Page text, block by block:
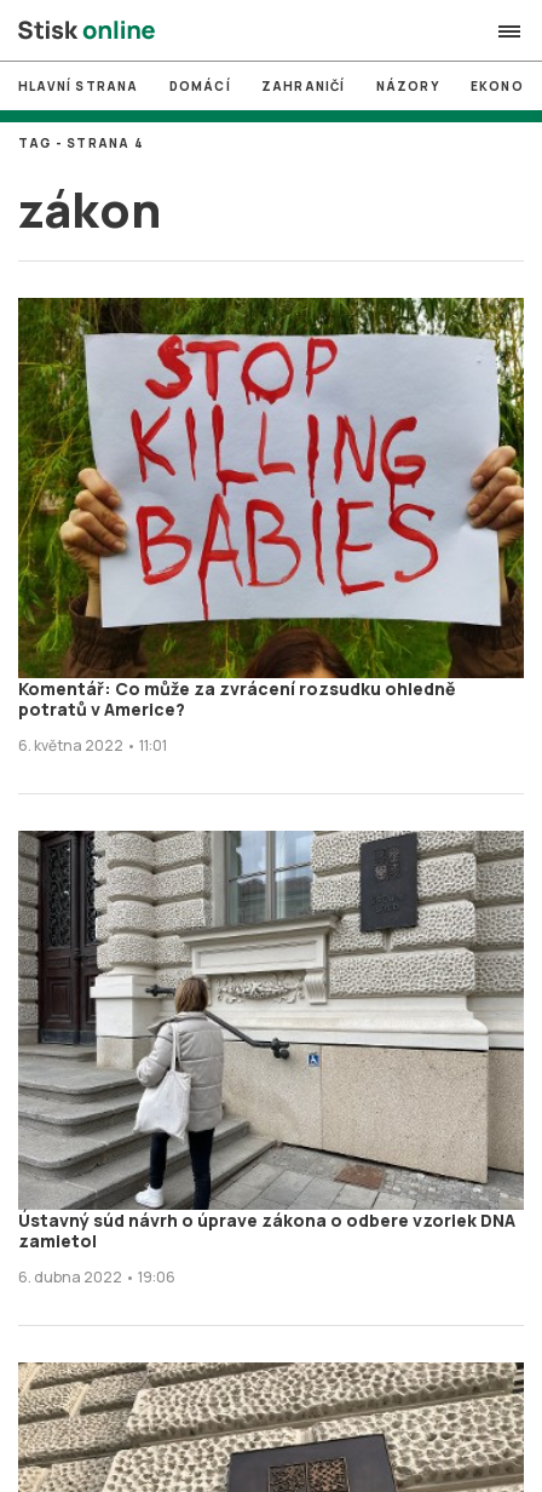
search
# MUNI
# Brno
# volby
login PŘIHLÁSIT SE
Zapomněli jste heslo?
Založit nový účet
HLAVNÍ STRANA DOMÁCÍ ZAHRANIČÍ NÁZORY
zákon
TAG - STRANA 4
Komentář: Co může za zvrácení rozsudku ohledně
potratů v Americe?
6. května 2022 • 11:01
Ústavný súd návrh o úprave zákona o odbere vzoriek DNA
zamietol
6. dubna 2022 • 19:06